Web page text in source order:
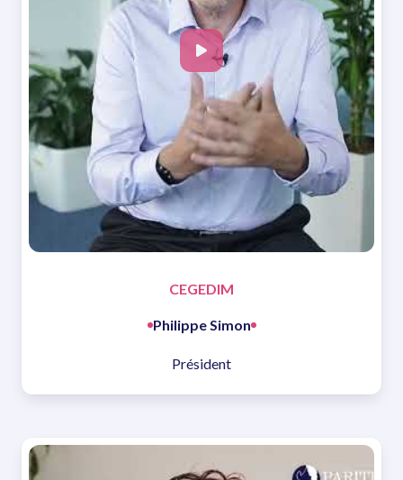
CEGEDIM
Philippe Simon
Président